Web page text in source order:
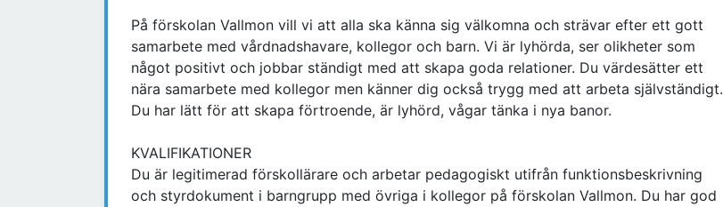
På förskolan Vallmon vill vi att alla ska känna sig välkomna och strävar efter ett gott
samarbete med vårdnadshavare, kollegor och barn. Vi är lyhörda, ser olikheter som
något positivt och jobbar ständigt med att skapa goda relationer. Du värdesätter ett
nära samarbete med kollegor men känner dig också trygg med att arbeta självständigt.
Du har lätt för att skapa förtroende, är lyhörd, vågar tänka i nya banor.
KVALIFIKATIONER
Du är legitimerad förskollärare och arbetar pedagogiskt utifrån funktionsbeskrivning
och styrdokument i barngrupp med övriga i kollegor på förskolan Vallmon. Du har god